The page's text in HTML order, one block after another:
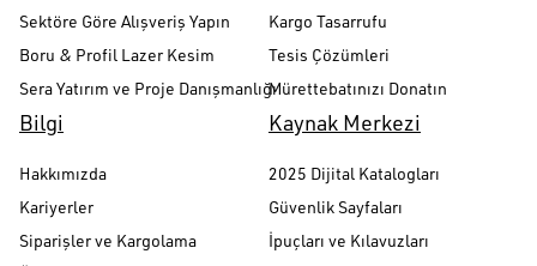
Sektöre Göre Alışveriş Yapın
Boru & Profil Lazer Kesim
Sera Yatırım ve Proje Danışmanlığı
Kargo Tasarrufu
Tesis Çözümleri
Mürettebatınızı Donatın
Bilgi
Hakkımızda
Kariyerler
Siparişler ve Kargolama
Kaynak Merkezi
2025 Dijital Katalogları
Güvenlik Sayfaları
İpuçları ve Kılavuzları